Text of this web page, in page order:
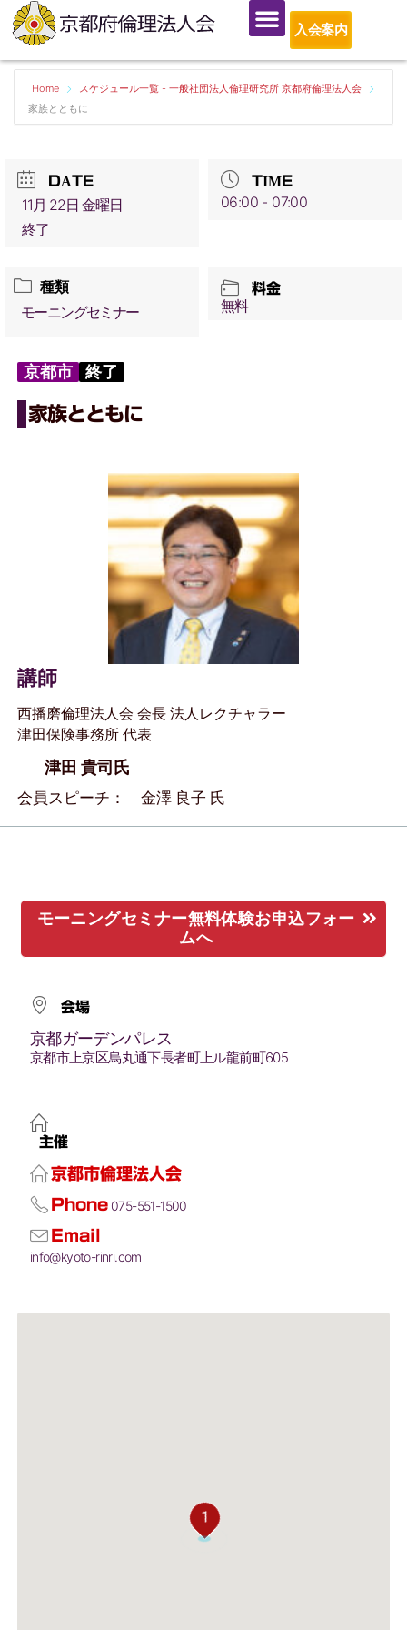
入会案内
Home
スケジュール一覧 - 一般社団法人倫理研究所 京都府倫理法人会
家族とともに
DATE
11月 22日 金曜日
終了
TIME
06:00 - 07:00
種類
モーニングセミナー
料金
無料
京都市 終了
家族とともに
講師
西播磨倫理法人会 会長 法人レクチャラー
津田保険事務所 代表
津田 貴司氏
会員スピーチ： 金澤 良子 氏
モーニングセミナー無料体験お申込フォー
ムへ
会場
京都ガーデンパレス
京都市上京区烏丸通下長者町上ル龍前町605
主催
京都市倫理法人会
Phone 075-551-1500
Email
info@kyoto-rinri.com
1